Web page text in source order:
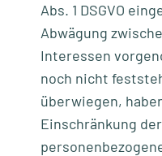
Abs. 1 DSGVO
Abwägung
Interessen
noch nicht
überwiegen,
Einschränkung